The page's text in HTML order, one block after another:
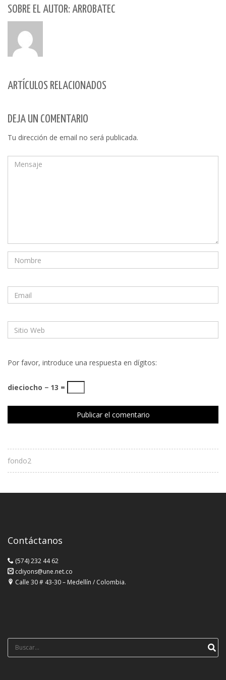
SOBRE EL AUTOR: ARROBATEC
ARTÍCULOS RELACIONADOS
DEJA UN COMENTARIO
Tu dirección de email no será publicada.
Por favor, introduce una respuesta en dígitos:
dieciocho − 13 =
fondo2
Contáctanos
(574) 232 44 62
cdiyons@une.net.co
Calle 30 # 43-30 – Medellín / Colombia.
Búsqueda
para: